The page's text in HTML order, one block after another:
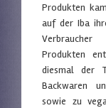
Produkten
auf der Iba
Produkten
diesmal der
Backwaren
sowie zu